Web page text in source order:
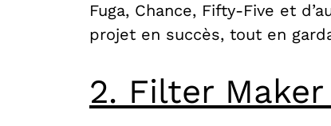
Fuga, Chance, Fifty-Five et
projet en succès, tout en
2. Filter